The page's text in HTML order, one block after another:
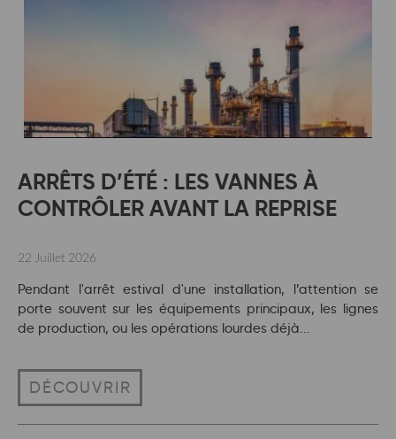
ARRÊTS D’ÉTÉ : LES VANNES À
CONTRÔLER AVANT LA REPRISE
22 Juillet 2026
Pendant l'arrêt estival d'une installation, l’attention se
porte souvent sur les équipements principaux, les lignes
de production, ou les opérations lourdes déjà...
DÉCOUVRIR